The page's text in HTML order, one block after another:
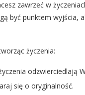
zawrzeć w
być punktem wyjścia,
życzenia:
odzwierciedlają
się o oryginalność.